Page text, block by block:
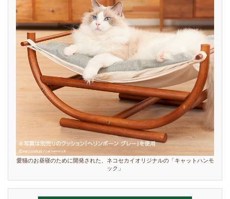
愛猫のお昼寝のために開発された、ネコセカイオリジナルの「キャットハンモ
ック」